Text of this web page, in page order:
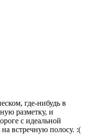
где-нибудь в
разметку, и
с идеальной
на встречную полосу. :(